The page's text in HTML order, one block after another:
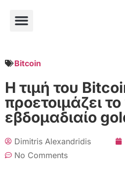
Bitcoin
Η τιμή του
προετοιμάζει το
εβδομαδιαίο
Dimitris Alexandridis
No Comments